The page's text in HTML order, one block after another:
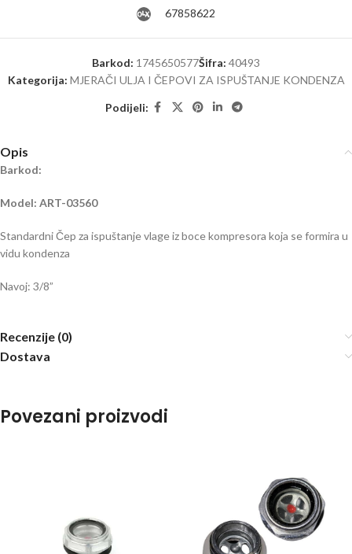
67858622
Barkod: 1745650577Šifra: 40493
Kategorija: MJERAČI ULJA I ČEPOVI ZA ISPUŠTANJE KONDENZA
Podijeli:
Opis
Barkod:
Model: ART-03560
Standardni Čep za ispuštanje vlage iz boce kompresora koja se formira u
vidu kondenza
Navoj: 3/8”
Recenzije (0)
Dostava
Povezani proizvodi